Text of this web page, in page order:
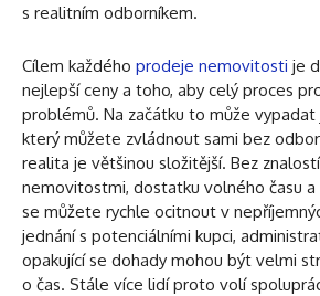
s realitním odborníkem.
Cílem každého prodeje nemovitosti je
nejlepší ceny a toho, aby celý proces
problémů. Na začátku to může vypadat
který můžete zvládnout sami bez
realita je většinou složitější. Bez
nemovitostmi, dostatku volného času
se můžete rychle ocitnout v
jednání s potenciálními kupci,
opakující se dohady mohou být velmi
o čas. Stále více lidí proto volí